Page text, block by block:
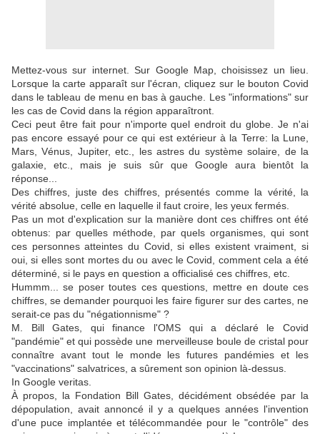
Mettez-vous sur internet. Sur Google Map, choisissez un lieu.
Lorsque la carte apparaît sur l'écran, cliquez sur le bouton Covid
dans le tableau de menu en bas à gauche. Les "informations" sur
les cas de Covid dans la région apparaîtront.
Ceci peut être fait pour n'importe quel endroit du globe. Je n'ai
pas encore essayé pour ce qui est extérieur à la Terre: la Lune,
Mars, Vénus, Jupiter, etc., les astres du système solaire, de la
galaxie, etc., mais je suis sûr que Google aura bientôt la
réponse...
Des chiffres, juste des chiffres, présentés comme la vérité, la
vérité absolue, celle en laquelle il faut croire, les yeux fermés.
Pas un mot d'explication sur la manière dont ces chiffres ont été
obtenus: par quelles méthode, par quels organismes, qui sont
ces personnes atteintes du Covid, si elles existent vraiment, si
oui, si elles sont mortes du ou avec le Covid, comment cela a été
déterminé, si le pays en question a officialisé ces chiffres, etc.
Hummm... se poser toutes ces questions, mettre en doute ces
chiffres, se demander pourquoi les faire figurer sur des cartes, ne
serait-ce pas du "négationnisme" ?
M. Bill Gates, qui finance l'OMS qui a déclaré le Covid
"pandémie" et qui possède une merveilleuse boule de cristal pour
connaître avant tout le monde les futures pandémies et les
"vaccinations" salvatrices, a sûrement son opinion là-dessus.
In Google veritas.
À propos, la Fondation Bill Gates, décidément obsédée par la
dépopulation, avait annoncé il y a quelques années l'invention
d'une puce implantée et télécommandée pour le "contrôle" des